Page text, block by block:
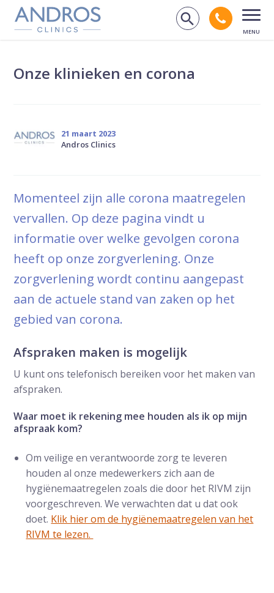
Navigatie overslaan
Zoek op
Bel
Onze klinieken en corona
21 maart 2023
Andros Clinics
Momenteel zijn alle corona maatregelen
vervallen. Op deze pagina vindt u
informatie over welke gevolgen corona
heeft op onze zorgverlening. Onze
zorgverlening wordt continu aangepast
aan de actuele stand van zaken op het
gebied van corona.
Afspraken maken is mogelijk
U kunt ons telefonisch bereiken voor het maken van
afspraken.
Waar moet ik rekening mee houden als ik op mijn
afspraak kom?
Om veilige en verantwoorde zorg te leveren
houden al onze medewerkers zich aan de
hygiënemaatregelen zoals die door het RIVM zijn
voorgeschreven. We verwachten dat u dat ook
doet. Klik hier om de hygiënemaatregelen van het
RIVM te lezen.